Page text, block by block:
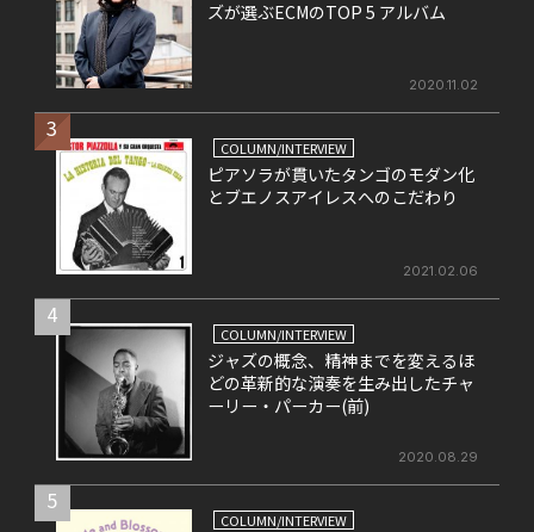
ズが選ぶECMのTOP 5 アルバム
2020.11.02
3
COLUMN/INTERVIEW
ピアソラが貫いたタンゴのモダン化
とブエノスアイレスへのこだわり
2021.02.06
4
COLUMN/INTERVIEW
ジャズの概念、精神までを変えるほ
どの革新的な演奏を生み出したチャ
ーリー・パーカー(前)
2020.08.29
5
COLUMN/INTERVIEW